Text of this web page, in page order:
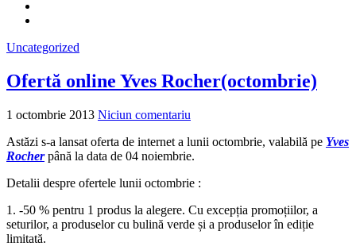
Uncategorized
Ofertă online Yves Rocher(octombrie)
1 octombrie 2013 Niciun comentariu
Astăzi s-a lansat oferta de internet a lunii octombrie, valabilă pe Yves
Rocherpână la data de 04 noiembrie.
Detalii despre ofertele lunii octombrie :
1. -50 % pentru 1 produs la alegere. Cu excepția promoțiilor, a
seturilor, a produselor cu bulină verde și a produselor în ediție
limitată.